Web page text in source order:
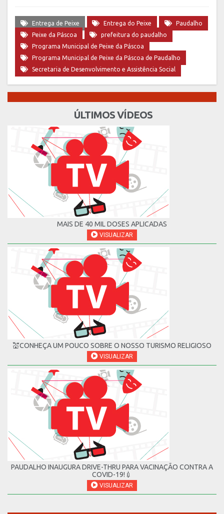
Entrega de Peixe Entrega do Peixe
Paudalho
Peixe da Páscoa
prefeitura do paudalho
Programa Municipal de Peixe da Páscoa
Programa Municipal de Peixe da Páscoa de Paudalho
Secretaria de Desenvolvimento e Assistência Social
ÚLTIMOS VÍDEOS
MAIS DE 40 MIL DOSES APLICADAS
VISUALIZAR
💒CONHEÇA UM POUCO SOBRE O NOSSO TURISMO RELIGIOSO
VISUALIZAR
PAUDALHO INAUGURA DRIVE-THRU PARA VACINAÇÃO CONTRA A
COVID-19!💉
VISUALIZAR